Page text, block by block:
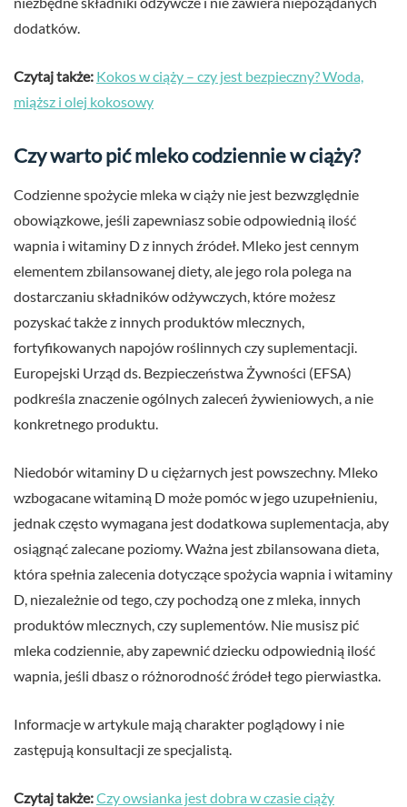
dodatków.
Czytaj także: Kokos w ciąży – czy jest bezpieczny? Woda,
miąższ i olej kokosowy
Czy warto pić mleko codziennie w ciąży?
Codzienne spożycie mleka w ciąży nie jest bezwzględnie
obowiązkowe, jeśli zapewniasz sobie odpowiednią ilość
wapnia i witaminy D z innych źródeł. Mleko jest cennym
elementem zbilansowanej diety, ale jego rola polega na
dostarczaniu składników odżywczych, które możesz
pozyskać także z innych produktów mlecznych,
fortyfikowanych napojów roślinnych czy suplementacji.
Europejski Urząd ds. Bezpieczeństwa Żywności (EFSA)
podkreśla znaczenie ogólnych zaleceń żywieniowych, a nie
konkretnego produktu.
Niedobór witaminy D u ciężarnych jest powszechny. Mleko
wzbogacane witaminą D może pomóc w jego uzupełnieniu,
jednak często wymagana jest dodatkowa suplementacja, aby
osiągnąć zalecane poziomy. Ważna jest zbilansowana dieta,
która spełnia zalecenia dotyczące spożycia wapnia i witaminy
D, niezależnie od tego, czy pochodzą one z mleka, innych
produktów mlecznych, czy suplementów. Nie musisz pić
mleka codziennie, aby zapewnić dziecku odpowiednią ilość
wapnia, jeśli dbasz o różnorodność źródeł tego pierwiastka.
Informacje w artykule mają charakter poglądowy i nie
zastępują konsultacji ze specjalistą.
Czytaj także:Czy owsianka jest dobra w czasie ciąży